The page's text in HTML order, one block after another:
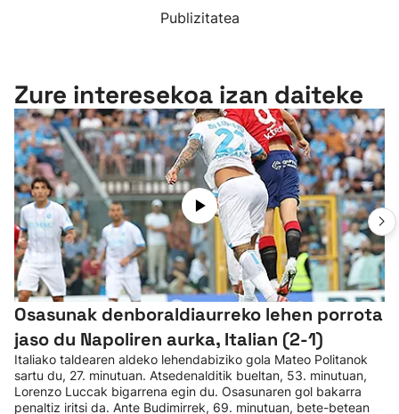
Publizitatea
Zure interesekoa izan daiteke
Osasunak denboraldiaurreko lehen porrota
jaso du Napoliren aurka, Italian (2-1)
Italiako taldearen aldeko lehendabiziko gola Mateo Politanok
sartu du, 27. minutuan. Atsedenalditik bueltan, 53. minutuan,
Lorenzo Luccak bigarrena egin du. Osasunaren gol bakarra
penaltiz iritsi da. Ante Budimirrek, 69. minutuan, bete-betean